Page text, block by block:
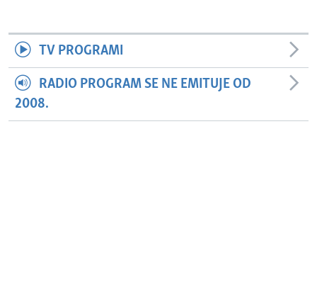
TV PROGRAMI
RADIO PROGRAM SE NE EMITUJE OD
2008.